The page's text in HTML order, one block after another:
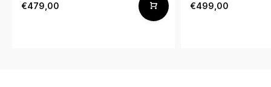
€479,00 €499,00